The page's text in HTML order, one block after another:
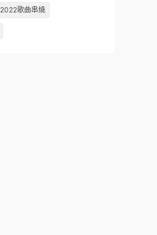
2022歌曲串燒